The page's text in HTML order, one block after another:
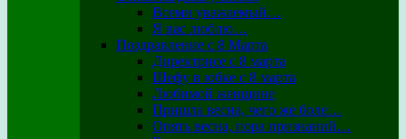
Всеми уважаемый…
Я вас люблю…
Поздравление с 8 Марта
Директрисе с 8 марта
Шефу в юбке с 8 марта
Любимой женщине
Пришла весна, чего же боле…
Опять весна, пора признаний…